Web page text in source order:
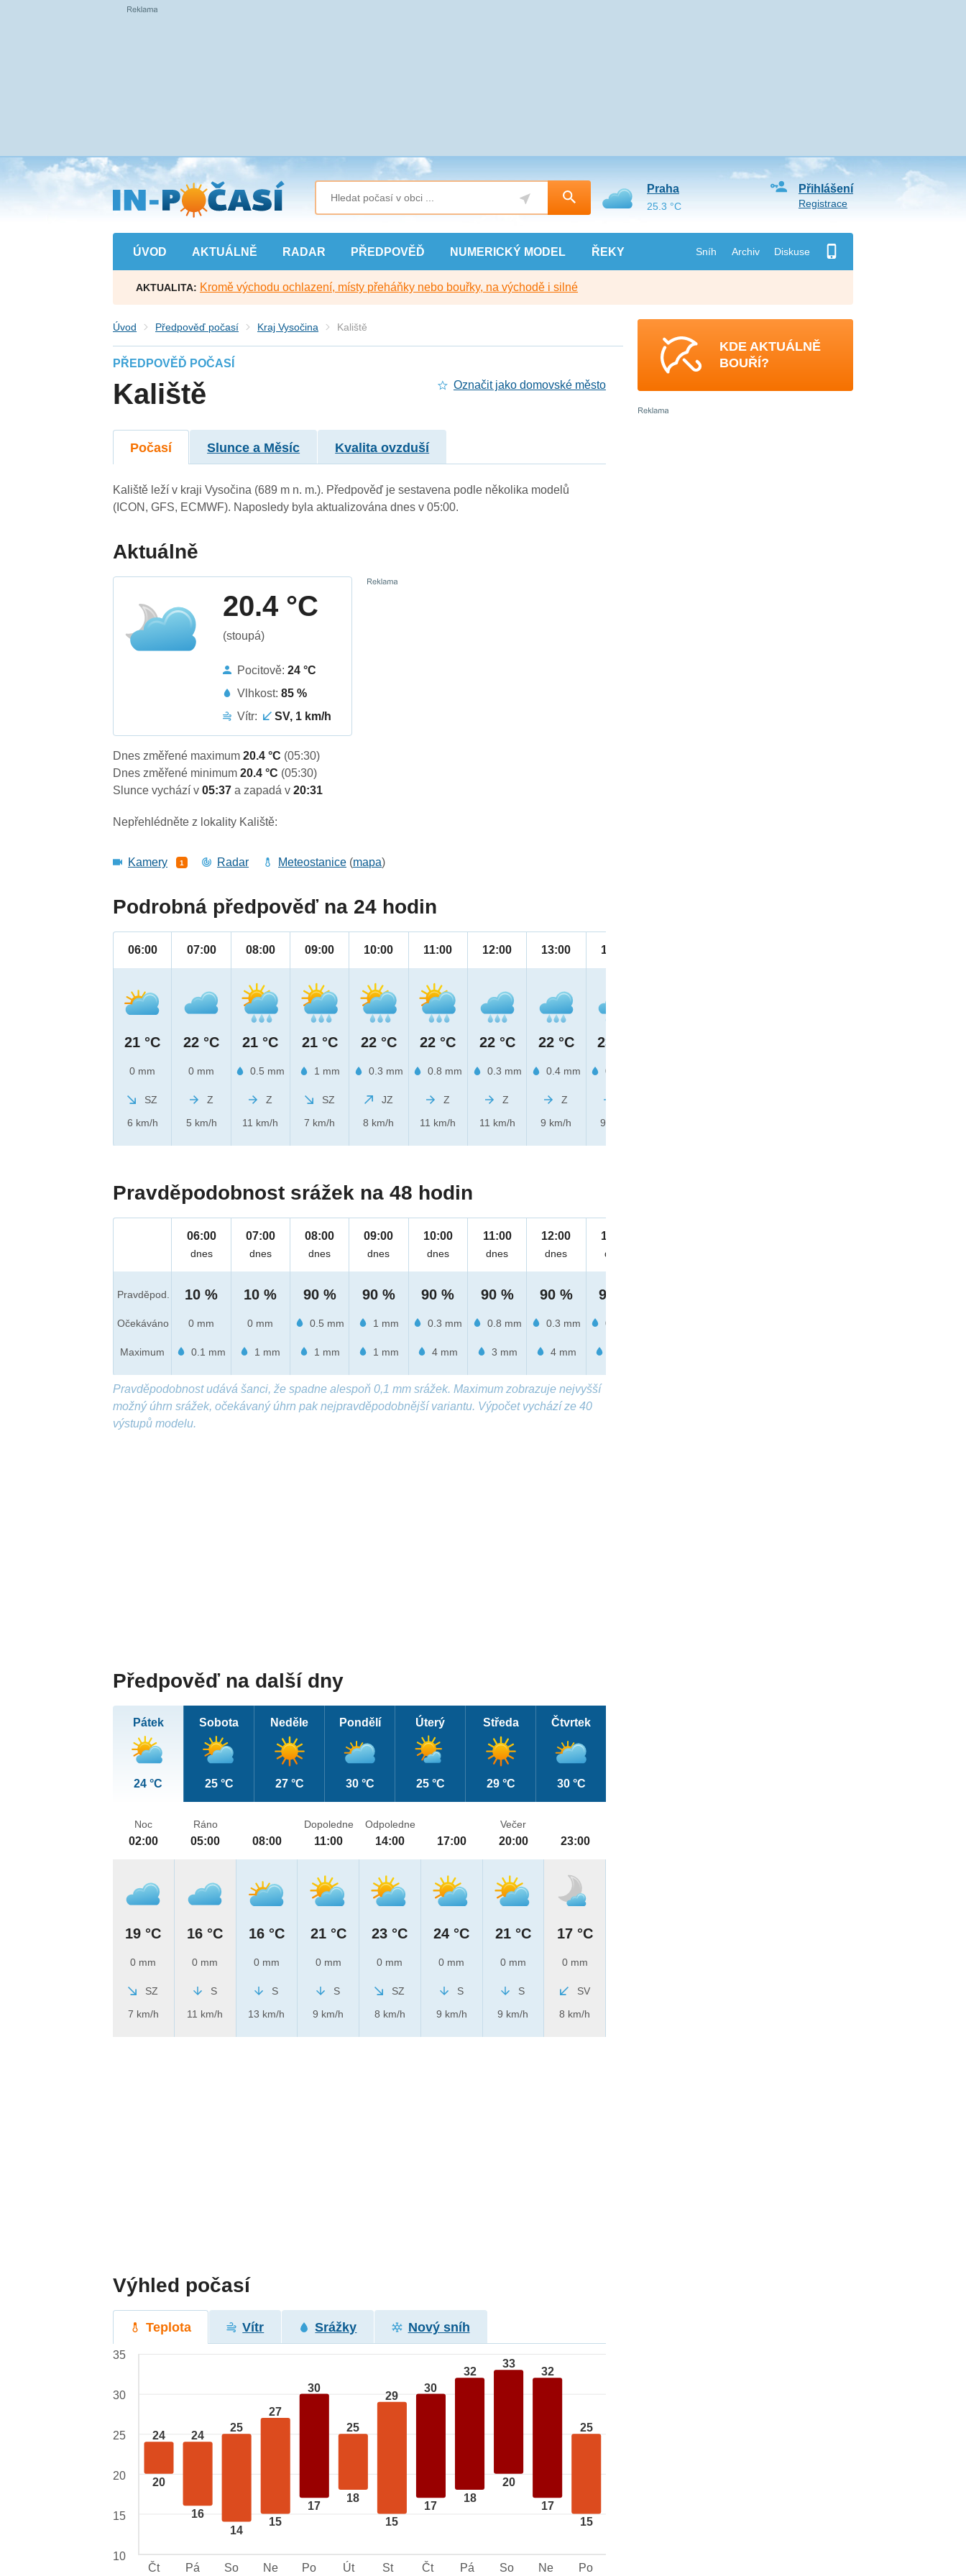
Přejít
na
hlavní
obsah
ÚVOD AKTUÁLNĚ RADAR PŘEDPOVĚĎ NUMERICKÝ MODEL ŘEKY Sníh Archiv Diskuse
Přihlášení
Registrace
Praha
25.3 °C
AKTUALITA: Kromě východu ochlazení, místy přeháňky nebo bouřky, na východě i silné
Úvod Předpověď počasí Kraj Vysočina Kaliště
PŘEDPOVĚĎ POČASÍ
Kaliště Označit jako domovské město
Počasí Slunce a Měsíc Kvalita ovzduší
Kaliště leží v kraji Vysočina (689 m n. m.). Předpověď je sestavena podle několika modelů
(ICON, GFS, ECMWF). Naposledy byla aktualizována dnes v 05:00.
Aktuálně
20.4 °C
(stoupá)
Pocitově:24 °C
Vlhkost:85 %
Vítr:
SV, 1 km/h
Dnes změřené maximum20.4 °C (05:30)
Dnes změřené minimum20.4 °C (05:30)
Slunce vychází v05:37a zapadá v20:31
Nepřehlédněte z lokality Kaliště:
Kamery 1 Radar Meteostanice (mapa)
Podrobná předpověď na 24 hodin
06:00
21 °C
0 mm
SZ
6 km/h
07:00
22 °C
0 mm
Z
5 km/h
08:00
21 °C
0.5 mm
Z
11 km/h
09:00
21 °C
1 mm
SZ
7 km/h
10:00
22 °C
0.3 mm
JZ
8 km/h
11:00
22 °C
0.8 mm
Z
11 km/h
12:00
22 °C
0.3 mm
Z
11 km/h
13:00
22 °C
0.4 mm
Z
9 km/h
14:00
23 °C
0.3 mm
9 km/h
Pravděpodobnost srážek na 48 hodin
Pravděpod.
Očekáváno
Maximum
06:00
dnes
10 %
0 mm
0.1 mm
07:00
dnes
10 %
0 mm
1 mm
08:00
dnes
90 %
0.5 mm
1 mm
09:00
dnes
90 %
1 mm
1 mm
10:00
dnes
90 %
0.3 mm
4 mm
11:00
dnes
90 %
0.8 mm
3 mm
12:00
dnes
90 %
0.3 mm
4 mm
13:00
dnes
90 %
0.4 mm
Pravděpodobnost udává šanci, že spadne alespoň 0,1 mm srážek. Maximum zobrazuje nejvyšší
možný úhrn srážek, očekávaný úhrn pak nejpravděpodobnější variantu. Výpočet vychází ze 40
výstupů modelu.
Předpověď na další dny
Pátek
24 °C
Sobota
25 °C
Neděle
27 °C
Pondělí
30 °C
Úterý
25 °C
Středa
29 °C
Čtvrtek
30 °C
Noc
02:00
19 °C
0 mm
SZ
7 km/h
Ráno
05:00
16 °C
0 mm
S
11 km/h
08:00
16 °C
0 mm
S
13 km/h
Dopoledne
11:00
21 °C
0 mm
S
9 km/h
Odpoledne
14:00
23 °C
0 mm
SZ
8 km/h
17:00
24 °C
0 mm
S
9 km/h
Večer
20:00
21 °C
0 mm
S
9 km/h
23:00
17 °C
0 mm
SV
8 km/h
Výhled počasí
Teplota Vítr Srážky Nový sníh
24
20
24
16
25
14
27
15
30
17
25
18
29
15
30
17
32
18
33
20
32
17
25
15
35
30
25
20
15
10
Čt
Pá So Ne Po Út St Čt Pá So Ne Po
KDE AKTUÁLNĚ
BOUŘÍ?